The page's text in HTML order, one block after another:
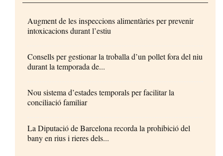
Augment de les inspeccions alimentàries per prevenir
intoxicacions durant l’estiu
Consells per gestionar la troballa d’un pollet fora del niu
durant la temporada de...
Nou sistema d’estades temporals per facilitar la
conciliació familiar
La Diputació de Barcelona recorda la prohibició del
bany en rius i rieres dels...